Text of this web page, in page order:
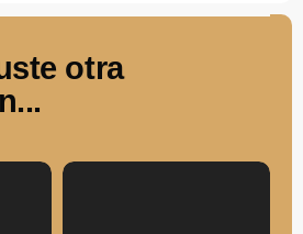
otra